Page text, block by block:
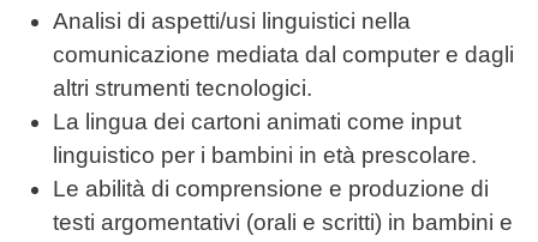
Analisi di aspetti/usi linguistici nella
comunicazione mediata dal computer e dagli
altri strumenti tecnologici.
La lingua dei cartoni animati come input
linguistico per i bambini in età prescolare.
Le abilità di comprensione e produzione di
testi argomentativi (orali e scritti) in bambini e